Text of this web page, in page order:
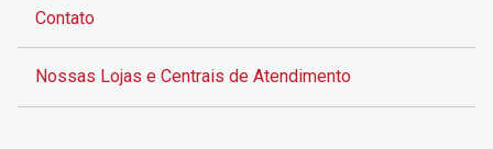
Contato
Nossas Lojas e Centrais de Atendimento